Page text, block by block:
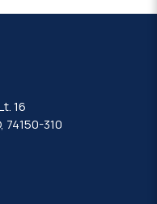
16
74150-310